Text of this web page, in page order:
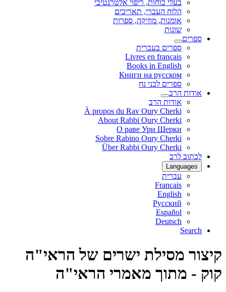
בעלי כוחות, ריפוי אלטרנטיבי
הלוח העברי, תאריכים
אומנות, מוזיקה, ספרות
שונות
ספרים
ספרים בעברית
Livres en français
Books in English
Книги на русском
ספרים לבני נח
אודות הרב
אודות הרב
À propos du Rav Oury Cherki
About Rabbi Oury Cherki
О раве Ури Шерки
Sobre Rabino Oury Cherki
Über Rabbi Oury Cherki
לכתוב לרב
Languages
עברית
Français
English
Русский
Español
Deutsch
Search
קיצור מסילת ישרים של הראי"ה
קוק - מתוך מאמרי הראי"ה